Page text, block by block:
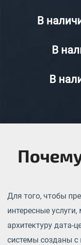
В
В
В
Для того, чтобы
интересные
архитектуру дата-
системы созданы